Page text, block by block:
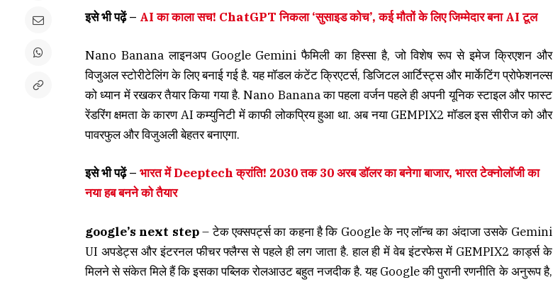
इसे भी पढ़ें – AI का काला सच! ChatGPT निकला ‘सुसाइड कोच’, कई मौतों के लिए जिम्मेदार बना AI टूल
Nano Banana लाइनअप Google Gemini फैमिली का हिस्सा है, जो विशेष रूप से इमेज क्रिएशन और
विजुअल स्टोरीटेलिंग के लिए बनाई गई है. यह मॉडल कंटेंट क्रिएटर्स, डिजिटल आर्टिस्ट्स और मार्केटिंग प्रोफेशनल्स
को ध्यान में रखकर तैयार किया गया है. Nano Banana का पहला वर्जन पहले ही अपनी यूनिक स्टाइल और फास्ट
रेंडरिंग क्षमता के कारण AI कम्युनिटी में काफी लोकप्रिय हुआ था. अब नया GEMPIX2 मॉडल इस सीरीज को और
पावरफुल और विजुअली बेहतर बनाएगा.
इसे भी पढ़ें – भारत में Deeptech क्रांति! 2030 तक 30 अरब डॉलर का बनेगा बाजार, भारत टेक्नोलॉजी का
नया हब बनने को तैयार
google’s next step– टेक एक्सपर्ट्स का कहना है कि Google के नए लॉन्च का अंदाजा उसके Gemini
UI अपडेट्स और इंटरनल फीचर फ्लैग्स से पहले ही लग जाता है. हाल ही में वेब इंटरफेस में GEMPIX2 कार्ड्स के
मिलने से संकेत मिले हैं कि इसका पब्लिक रोलआउट बहुत नजदीक है. यह Google की पुरानी रणनीति के अनुरूप है,